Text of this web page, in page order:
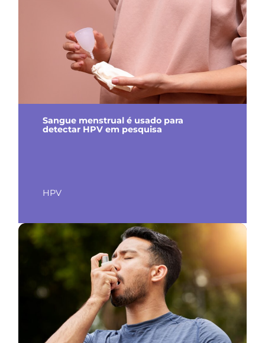
Sangue menstrual é usado para
detectar HPV em pesquisa
HPV